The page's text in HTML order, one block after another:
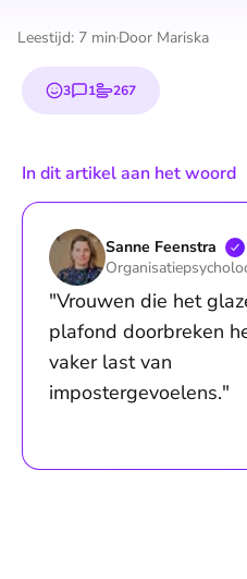
Leestijd: 7 min Door Mariska
3
emojis
1
reactie267
stem
In dit artikel aan het woord
Sanne Feenstra
"Vrouwen die het
plafond doorbreken
vaker last van
impostergevoelens."